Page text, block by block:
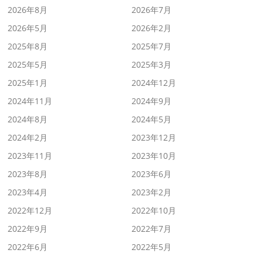
2026年8月
2026年7月
2026年5月
2026年2月
2025年8月
2025年7月
2025年5月
2025年3月
2025年1月
2024年12月
2024年11月
2024年9月
2024年8月
2024年5月
2024年2月
2023年12月
2023年11月
2023年10月
2023年8月
2023年6月
2023年4月
2023年2月
2022年12月
2022年10月
2022年9月
2022年7月
2022年6月
2022年5月